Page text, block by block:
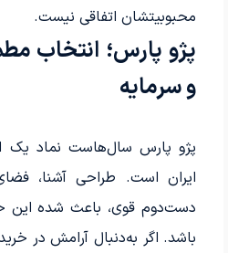
محبوبیتشان اتفاقی نیست.
پژو پارس؛ انتخاب
و سرمایه
پژو پارس سال‌هاست نماد یک
ایران است. طراحی آشنا،
دست‌دوم قوی، باعث شده این
باشد. اگر به‌دنبال آرامش در